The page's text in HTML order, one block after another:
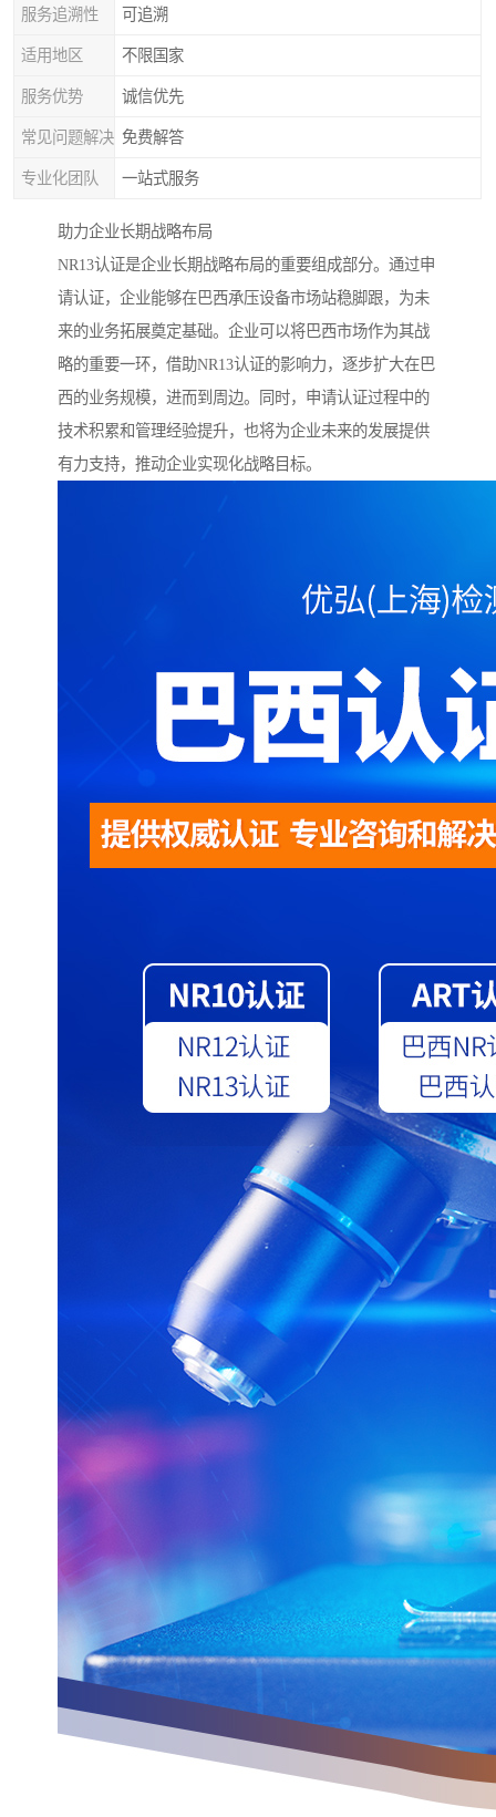
服务追溯性 可追溯
适用地区 不限国家
服务优势 诚信优先
常见问题解决 免费解答
专业化团队 一站式服务
助力企业长期战略布局
NR13认证是企业长期战略布局的重要组成部分。通过申
请认证，企业能够在巴西承压设备市场站稳脚跟，为未
来的业务拓展奠定基础。企业可以将巴西市场作为其战
略的重要一环，借助NR13认证的影响力，逐步扩大在巴
西的业务规模，进而到周边。同时，申请认证过程中的
技术积累和管理经验提升，也将为企业未来的发展提供
有力支持，推动企业实现化战略目标。